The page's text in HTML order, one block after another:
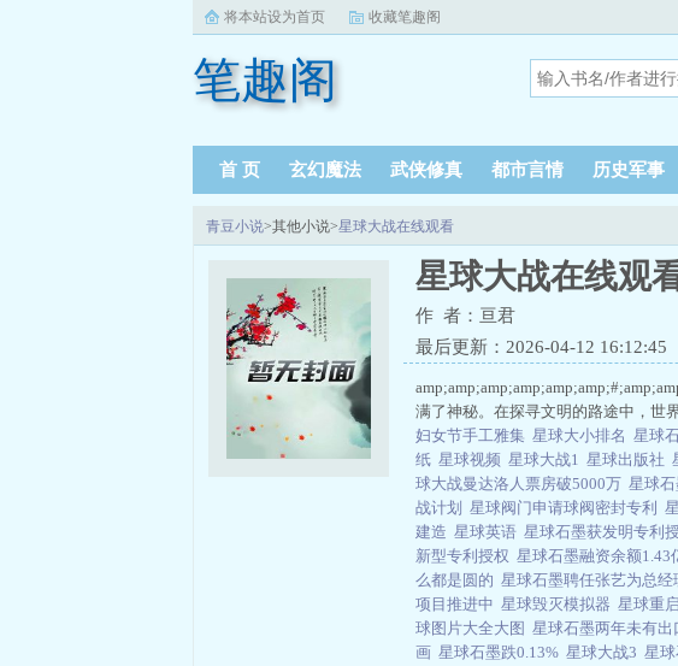
将本站设为首页 收藏笔趣阁
笔趣阁
首 页 玄幻魔法 武侠修真 都市言情 历史军事
青豆小说>其他小说>星球大战在线观看
星球大战在线观
作 者：亘君
最后更新：2026-04-12 16:12:45
满了神秘。在探寻文明的路途中，世
妇女节手工雅集 星球大小排名 星球
纸 星球视频 星球大战1 星球出版社
球大战曼达洛人票房破5000万 星球
战计划 星球阀门申请球阀密封专利
建造 星球英语 星球石墨获发明专利
新型专利授权 星球石墨融资余额1.43
么都是圆的 星球石墨聘任张艺为总经
项目推进中 星球毁灭模拟器 星球重
球图片大全大图 星球石墨两年未有出
画 星球石墨跌0.13% 星球大战3 星